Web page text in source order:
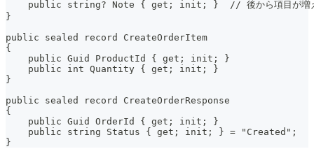
public string? Note { get; init; }  // 後から項目が増え
}
public sealed record CreateOrderItem
{
    public Guid ProductId { get; init; }
    public int Quantity { get; init; }
}
public sealed record CreateOrderResponse
{
    public Guid OrderId { get; init; }
    public string Status { get; init; } = "Created";
}